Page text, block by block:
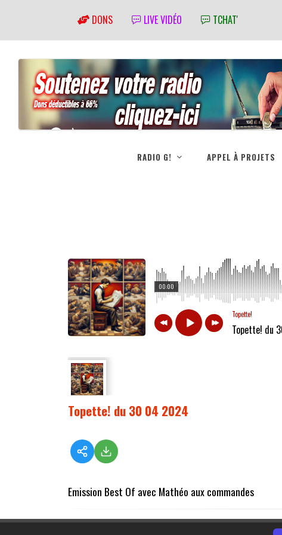
DONS LIVE VIDÉO TCHAT'
RADIO G! APPEL À PROJETS
00:00
Topette!
Topette! du
Topette! du 30 04 2024
Emission Best Of avec Mathéo aux commandes